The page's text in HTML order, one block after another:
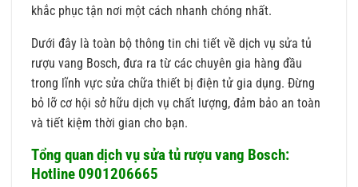
khắc phục tận nơi một cách nhanh chóng nhất.
Dưới đây là toàn bộ thông tin chi tiết về dịch vụ sửa tủ
rượu vang Bosch, đưa ra từ các chuyên gia hàng đầu
trong lĩnh vực sửa chữa thiết bị điện tử gia dụng. Đừng
bỏ lỡ cơ hội sở hữu dịch vụ chất lượng, đảm bảo an toàn
và tiết kiệm thời gian cho bạn.
Tổng quan dịch vụ sửa tủ rượu vang Bosch:
Hotline 0901206665